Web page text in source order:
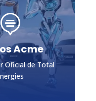
Acme
Oficial de Total